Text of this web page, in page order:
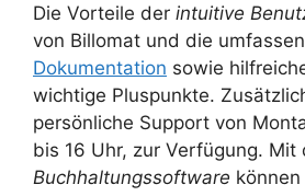
Die Vorteile der intuitive
von Billomat und die
Dokumentation sowie
wichtige Pluspunkte.
persönliche Support von
bis 16 Uhr, zur Verfügung. Mit
Buchhaltungssoftware